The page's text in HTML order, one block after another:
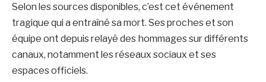
Selon les sources disponibles, c’est cet événement
tragique qui a entraîné sa mort. Ses proches et son
équipe ont depuis relayé des hommages sur différents
canaux, notamment les réseaux sociaux et ses
espaces officiels.